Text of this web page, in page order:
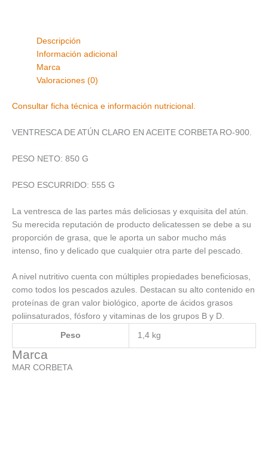
Descripción
Información adicional
Marca
Valoraciones (0)
Consultar ficha técnica e información nutricional.
VENTRESCA DE ATÚN CLARO EN ACEITE CORBETA RO-900.
PESO NETO: 850 G
PESO ESCURRIDO: 555 G
La ventresca de las partes más deliciosas y exquisita del atún.
Su merecida reputación de producto delicatessen se debe a su
proporción de grasa, que le aporta un sabor mucho más
intenso, fino y delicado que cualquier otra parte del pescado.
A nivel nutritivo cuenta con múltiples propiedades beneficiosas,
como todos los pescados azules. Destacan su alto contenido en
proteínas de gran valor biológico, aporte de ácidos grasos
poliinsaturados, fósforo y vitaminas de los grupos B y D.
Peso 1,4 kg
Marca
MAR CORBETA